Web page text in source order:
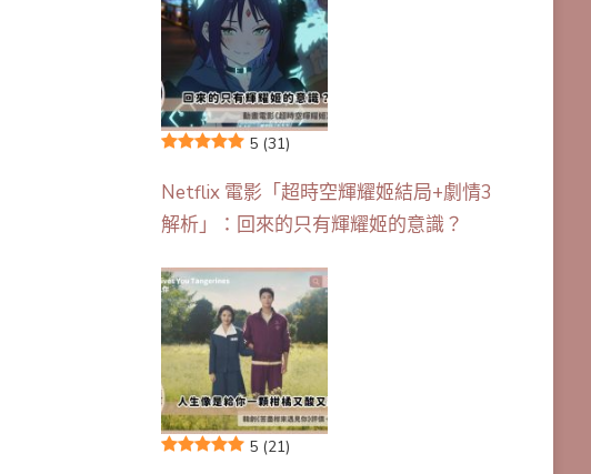
5 (31)
Netflix 電影「超時空輝耀姬結局+劇情3
解析」：回來的只有輝耀姬的意識？
5 (21)